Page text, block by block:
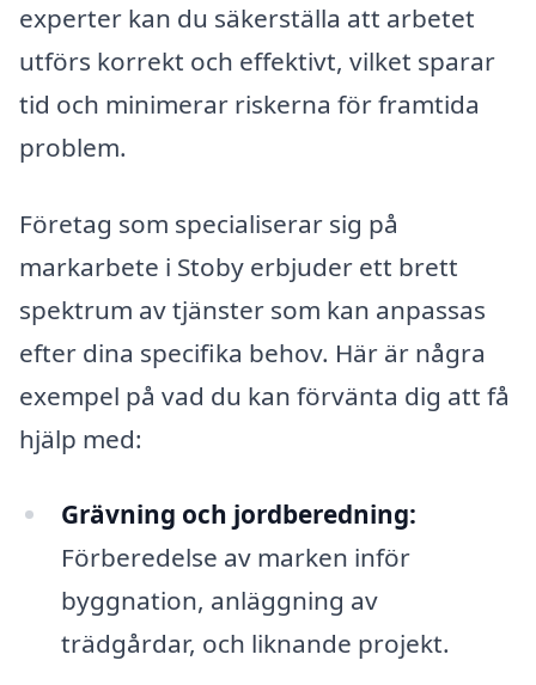
experter kan du säkerställa att arbetet
utförs korrekt och effektivt, vilket sparar
tid och minimerar riskerna för framtida
problem.
Företag som specialiserar sig på
markarbete i Stoby erbjuder ett brett
spektrum av tjänster som kan anpassas
efter dina specifika behov. Här är några
exempel på vad du kan förvänta dig att få
hjälp med:
Grävning och jordberedning:
Förberedelse av marken inför
byggnation, anläggning av
trädgårdar, och liknande projekt.